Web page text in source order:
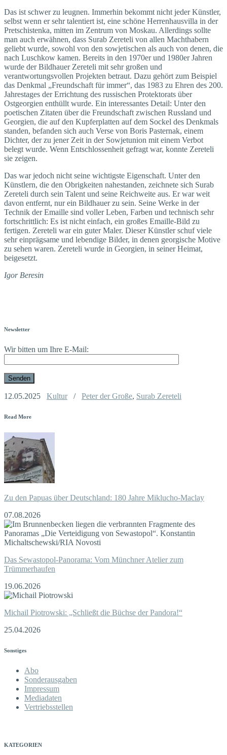
Das ist schwer zu leugnen. Immerhin bekommt nicht jeder Künstler,
selbst wenn er sehr talentiert ist, eine schöne Herrenhausvilla in der
Pretschistenka, mitten im Zentrum von Moskau. Allerdings sollte
man auch erwähnen, dass Surab Zereteli von allen Machthabern
geliebt wurde, sowohl von den sowjetischen als auch von denen, die
nach Luschkow kamen. Bereits in den 1970er und 1980er Jahren
wurde der Bildhauer Zereteli mit sehr großen und
verantwortungsvollen Projekten betraut. Dazu gehört zum Beispiel
das Denkmal „Freundschaft für immer“, das 1983 zu Ehren des 200.
Jahrestages der Errichtung des russischen Protektorats über
Ostgeorgien enthüllt wurde. Ein interessantes Detail: Unter den
poetischen Zitaten über die Freundschaft zwischen Russland und
Georgien, die auf den Kupferplatten auf dem Sockel des Denkmals
standen, befanden sich auch Verse von Boris Pasternak, einem
Dichter, der zu jener Zeit in der Sowjetunion mit einem Verbot
belegt wurde. Wenn Entschlossenheit gefragt war, konnte Zereteli
sie zeigen.
Das war jedoch nicht seine wichtigste Eigenschaft. Unter den
Künstlern, die den Obrigkeiten nahestanden, zeichnete sich Surab
Zereteli durch sein Talent und seine Reichweite aus. Er war weit
davon entfernt, nur ein Bildhauer zu sein. Seine Werke in der
Technik der Emaille sind voller Leben, Farben und technisch sehr
fortschrittlich: Es ist nicht einfach, ein großes Emaille-Bild zu
fertigen. Zereteli war ein guter Maler. Dieser Künstler schuf viele
sehr einprägsame und lebendige Bilder, in denen georgische Motive
zu sehen waren. Zereteli wurde in Georgien, in seiner Heimat,
beigesetzt.
Igor Beresin
Newsletter
Wir bitten um Ihre E-Mail:
12.05.2025 Kultur/ Peter der Große, Surab Zereteli
Read More
Zu den Papuas über Deutschland: 180 Jahre Miklucho-Maclay
07.08.2026
Das Sewastopol-Panorama: Vom Münchner Atelier zum
Trümmerhaufen
19.06.2026
Michail Piotrowski: „Schließt die Büchse der Pandora!“
25.04.2026
Sonstiges
Abo
Sonderausgaben
Impressum
Mediadaten
Vertriebsstellen
KATEGORIEN